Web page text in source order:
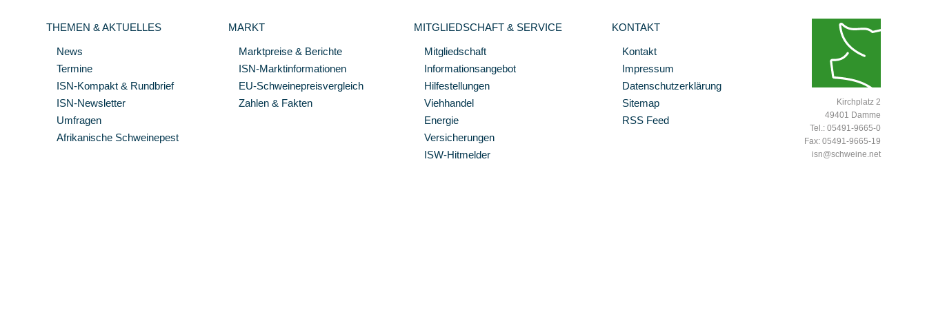
THEMEN & AKTUELLES
News
Termine
ISN-Kompakt & Rundbrief
ISN-Newsletter
Umfragen
Afrikanische Schweinepest
MARKT
Marktpreise & Berichte
ISN-Marktinformationen
EU-Schweinepreisvergleich
Zahlen & Fakten
MITGLIEDSCHAFT & SERVICE
Mitgliedschaft
Informationsangebot
Hilfestellungen
Viehhandel
Energie
Versicherungen
ISW-Hitmelder
KONTAKT
Kontakt
Impressum
Datenschutzerklärung
Sitemap
RSS Feed
Kirchplatz 2
49401 Damme
Tel.: 05491-9665-0
Fax: 05491-9665-19
isn@schweine.net